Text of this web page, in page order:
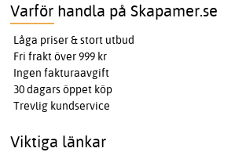
Varför handla på Skapamer.se
Låga priser & stort utbud
Fri frakt över 999 kr
Ingen fakturaavgift
30 dagars öppet köp
Trevlig kundservice
Viktiga länkar